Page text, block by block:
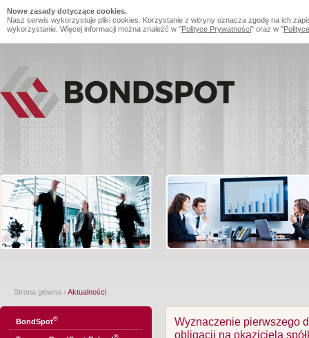
Nowe zasady dotyczące cookies.
Nasz serwis wykorzystuje pliki cookies. Korzystanie z witryny oznacza zgodę na ich
wykorzystanie. Więcej informacji można znaleźć w "Polityce Prywatności" oraz w "
Strona główna › Aktualności
BondSpot®
®
Wyznaczenie pierwszego
obligacji na okaziciela